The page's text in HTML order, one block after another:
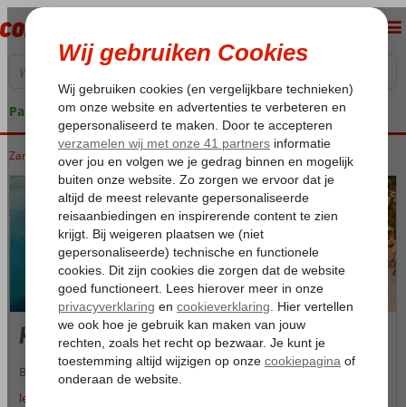
Pakketgarantie
Home
Zanzibar Zanzibar Zanzibar Kendwa
Kendwa
Binnenkort lees je hier meer informatie over Kendwa.
lees meer over Kendwa